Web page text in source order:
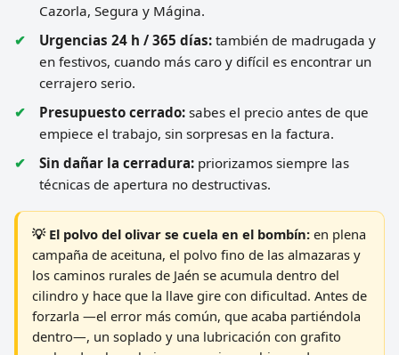
Cazorla, Segura y Mágina.
Urgencias 24 h / 365 días: también de madrugada y
en festivos, cuando más caro y difícil es encontrar un
cerrajero serio.
Presupuesto cerrado: sabes el precio antes de que
empiece el trabajo, sin sorpresas en la factura.
Sin dañar la cerradura: priorizamos siempre las
técnicas de apertura no destructivas.
💡 El polvo del olivar se cuela en el bombín: en plena
campaña de aceituna, el polvo fino de las almazaras y
los caminos rurales de Jaén se acumula dentro del
cilindro y hace que la llave gire con dificultad. Antes de
forzarla —el error más común, que acaba partiéndola
dentro—, un soplado y una lubricación con grafito